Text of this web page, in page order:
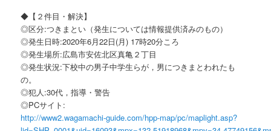
◆【２件目・解決】
◎区分:つきまとい（発生については情報提供済みのもの）
◎発生日時:2020年6月22日(月) 17時20分ころ
◎発生場所:広島市安佐北区真亀２丁目
◎発生状況:下校中の男子中学生らが，男につきまとわれたも
の。
◎犯人:30代，指導・警告
◎PCサイト:
http://www2.wagamachi-guide.com/hpp-map/pc/maplight.asp?